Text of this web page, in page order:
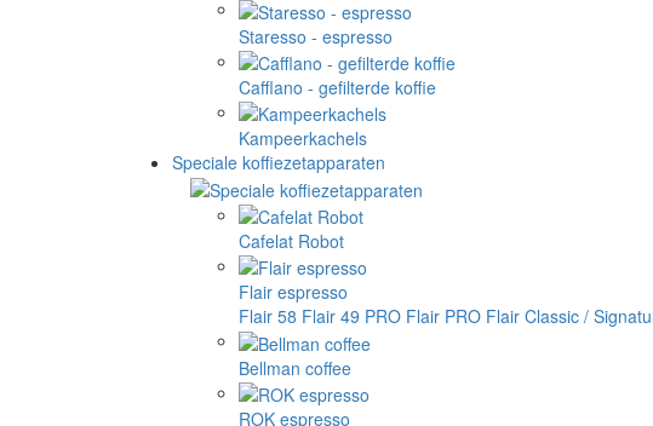
Staresso - espresso
Cafflano - gefilterde koffie
Kampeerkachels
Speciale koffiezetapparaten
Cafelat Robot
Flair espresso
Flair 58 Flair 49 PRO Flair PRO Flair Classic /
Bellman coffee
ROK espresso